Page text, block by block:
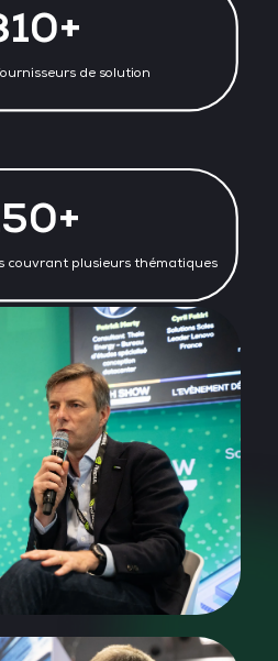
de solution
couvrant plusieurs thématiques